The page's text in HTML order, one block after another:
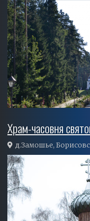
Храм-часовня
д.Замошье,